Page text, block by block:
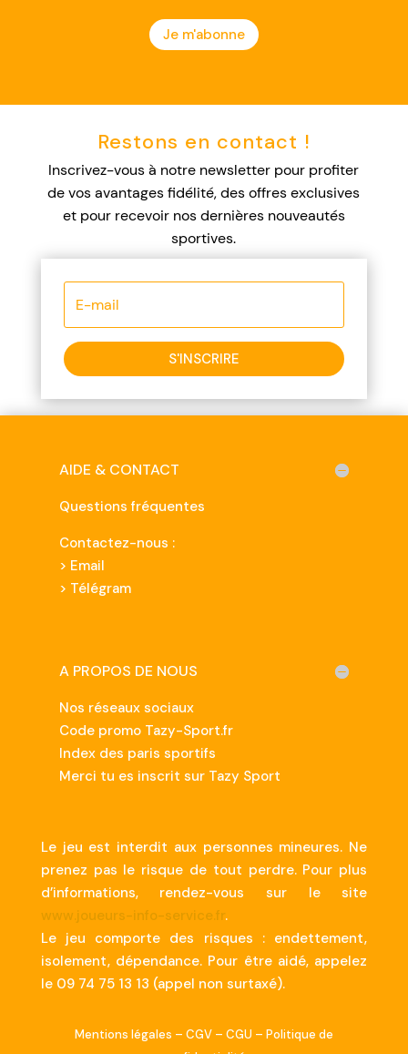
Je m'abonne
Restons en contact !
Inscrivez-vous à notre newsletter pour profiter
de vos avantages fidélité, des offres exclusives
et pour recevoir nos dernières nouveautés
sportives.
S'INSCRIRE
AIDE & CONTACT
Questions fréquentes
Contactez-nous :
> Email
> Télégram
A PROPOS DE NOUS
Nos réseaux sociaux
Code promo Tazy-Sport.fr
Index des paris sportifs
Merci tu es inscrit sur Tazy Sport
Le jeu est interdit aux personnes mineures. Ne
prenez pas le risque de tout perdre. Pour plus
d’informations, rendez-vous sur le site
www.joueurs-info-service.fr.
Le jeu comporte des risques : endettement,
isolement, dépendance. Pour être aidé, appelez
le 09 74 75 13 13 (appel non surtaxé).
Mentions légales – CGV– CGU – Politique de